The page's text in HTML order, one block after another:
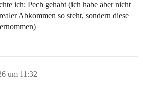
ich: Pech gehabt (ich habe aber nicht
Abkommen so steht, sondern diese
um 11:32